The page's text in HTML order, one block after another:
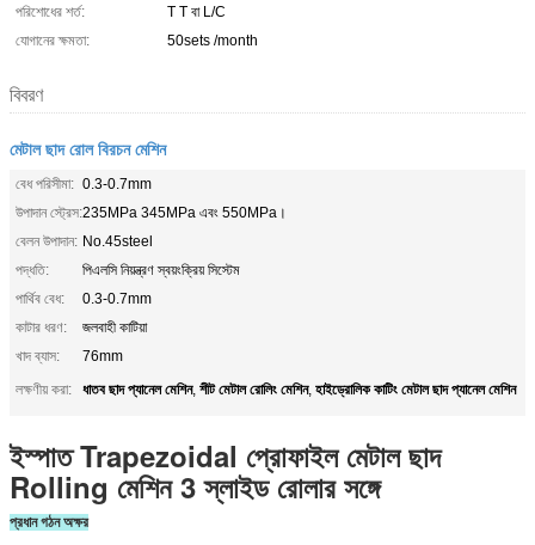
পরিশোধের শর্ত:
T T বা L/C
যোগানের ক্ষমতা:
50sets /month
বিবরণ
মেটাল ছাদ রোল বিরচন মেশিন
বেধ পরিসীমা: 0.3-0.7mm
উপাদান স্ট্রেস:235MPa 345MPa এবং 550MPa।
বেলন উপাদান: No.45steel
পদ্ধতি:
পিএলসি নিয়ন্ত্রণ স্বয়ংক্রিয় সিস্টেম
পার্থিব বেধ:
0.3-0.7mm
কাটার ধরণ:
জলবাহী কাটিয়া
খাদ ব্যাস:
76mm
লক্ষণীয় করা:
ধাতব ছাদ প্যানেল মেশিন, শীট মেটাল রোলিং মেশিন, হাইড্রোলিক কাটিং মেটাল ছাদ প্যানেল মেশিন
ইস্পাত Trapezoidal প্রোফাইল মেটাল ছাদ
Rolling মেশিন 3 স্লাইড রোলার সঙ্গে
প্রধান গঠন অক্ষর